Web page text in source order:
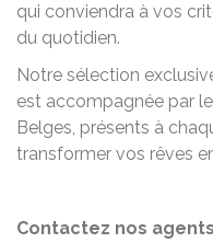
qui conviendra à vos
du quotidien.
Notre sélection
est accompagnée par
Belges, présents à
transformer vos rêves
Contactez nos